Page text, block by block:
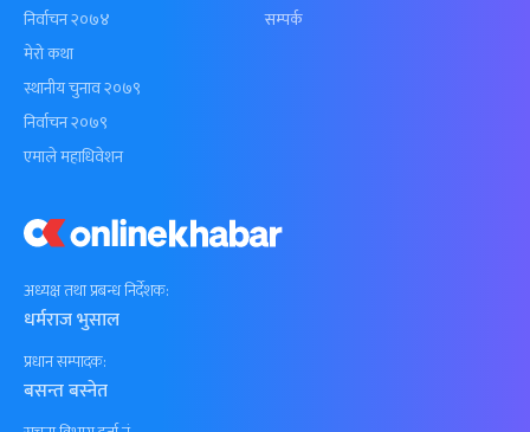
अध्यक्ष तथा प्रबन्ध निर्देशक:
धर्मराज भुसाल
प्रधान सम्पादक:
बसन्त बस्नेत
निर्वाचन २०७४
मेरो कथा
स्थानीय चुनाव २०७९
निर्वाचन २०७९
एमाले महाधिवेशन
सम्पर्क